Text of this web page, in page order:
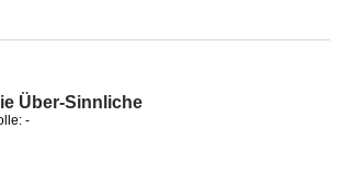
Über-Sinnliche
-